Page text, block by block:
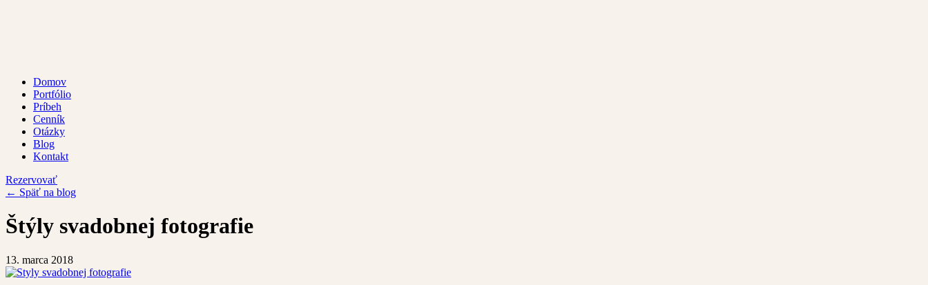
Domov
Portfólio
Príbeh
Cenník
Otázky
Blog
Kontakt
Rezervovať
← Späť na blog
Štýly svadobnej fotografie
13. marca 2018